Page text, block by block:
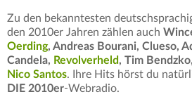
Zu den bekanntesten
den 2010er Jahren zählen auch
Oerding, Andreas Bourani, Clueso,
Candela, Revolverheld, Tim
Nico Santos. Ihre Hits hörst du
DIE 2010er-Webradio.